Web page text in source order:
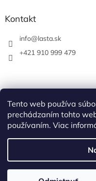
Tento web používa
prechádzaním tohto
používaním. Viac
Kontakt
info@lasta.sk
+421 910 999 479